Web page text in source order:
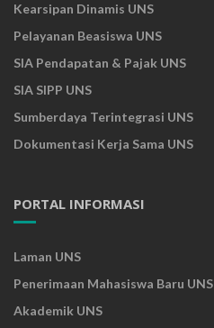
Kearsipan Dinamis UNS
Pelayanan Beasiswa UNS
SIA Pendapatan & Pajak UNS
SIA SIPP UNS
Sumberdaya Terintegrasi UNS
Dokumentasi Kerja Sama UNS
PORTAL INFORMASI
Laman UNS
Penerimaan Mahasiswa Baru UNS
Akademik UNS